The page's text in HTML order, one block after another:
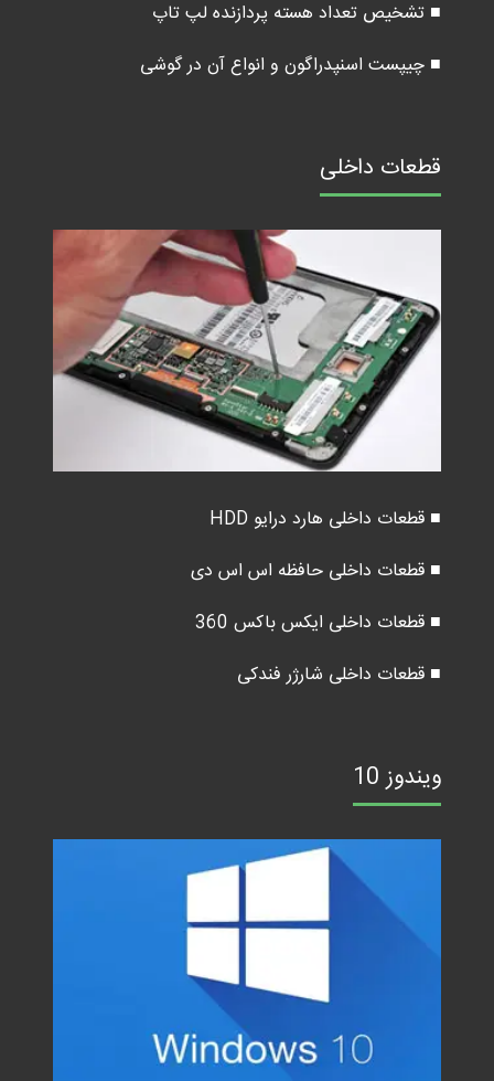
■ تشخیص تعداد هسته پردازنده لپ تاپ
■ چیپست اسنپدراگون و انواع آن در گوشی
قطعات داخلی
■ قطعات داخلی هارد درایو HDD
■ قطعات داخلی حافظه اس اس دی
■ قطعات داخلی ایکس باکس 360
■ قطعات داخلی شارژر فندکی
ویندوز 10